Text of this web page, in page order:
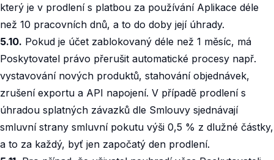
který je v prodlení s platbou za používání Aplikace déle
než 10 pracovních dnů, a to do doby její úhrady.‍
5.10. Pokud je účet zablokovaný déle než 1 měsíc, má
Poskytovatel právo přerušit automatické procesy např.
vystavování nových produktů, stahování objednávek,
zrušení exportu a API napojení. V případě prodlení s
úhradou splatných závazků dle Smlouvy sjednávají
smluvní strany smluvní pokutu výši 0,5 % z dlužné částky,
a to za každý, byť jen započatý den prodlení.